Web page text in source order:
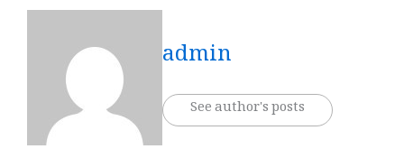
admin
See author's posts